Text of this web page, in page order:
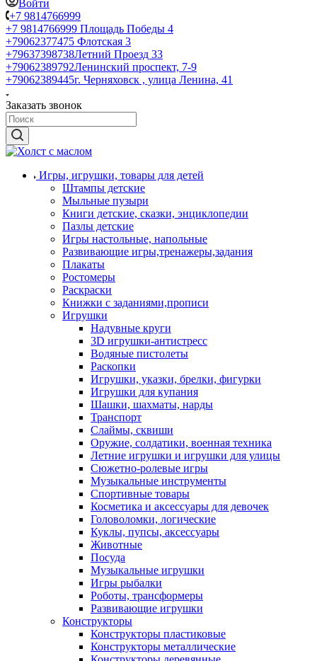
Войти
+7 9814766999
+7 9814766999 Площадь Победы 4
+79062377475 Флотская 3
+79637398738Летний Проезд 33
+79062389792Ленинский проспект, 7-9
+79062389445г. Черняховск , улица Ленина, 41
Заказать звонок
Игры, игрушки, товары для детей
Штампы детские
Мыльные пузыри
Книги детские, сказки, энциклопедии
Пазлы детские
Игры настольные, напольные
Развивающие игры,тренажеры,задания
Плакаты
Ростомеры
Раскраски
Книжки с заданиями,прописи
Игрушки
Надувные круги
3D игрушки-антистресс
Водяные пистолеты
Раскопки
Игрушки, указки, брелки, фигурки
Игрушки для купания
Шашки, шахматы, нарды
Транспорт
Слаймы, сквиши
Оружие, солдатики, военная техника
Летние игрушки и игрушки для улицы
Сюжетно-ролевые игры
Музыкальные инструменты
Спортивные товары
Косметика и аксессуары для девочек
Головоломки, логические
Куклы, пупсы, аксессуары
Животные
Посуда
Музыкальные игрушки
Игры рыбалки
Роботы, трансформеры
Развивающие игрушки
Конструкторы
Конструкторы пластиковые
Конструкторы металлические